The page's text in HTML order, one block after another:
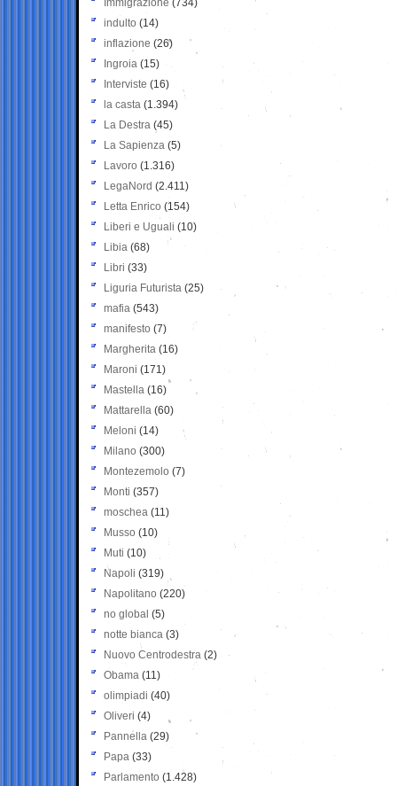
Immigrazione (734)
indulto (14)
inflazione (26)
Ingroia (15)
Interviste (16)
la casta (1.394)
La Destra (45)
La Sapienza (5)
Lavoro (1.316)
LegaNord (2.411)
Letta Enrico (154)
Liberi e Uguali (10)
Libia (68)
Libri (33)
Liguria Futurista (25)
mafia (543)
manifesto (7)
Margherita (16)
Maroni (171)
Mastella (16)
Mattarella (60)
Meloni (14)
Milano (300)
Montezemolo (7)
Monti (357)
moschea (11)
Musso (10)
Muti (10)
Napoli (319)
Napolitano (220)
no global (5)
notte bianca (3)
Nuovo Centrodestra (2)
Obama (11)
olimpiadi (40)
Oliveri (4)
Pannella (29)
Papa (33)
Parlamento (1.428)